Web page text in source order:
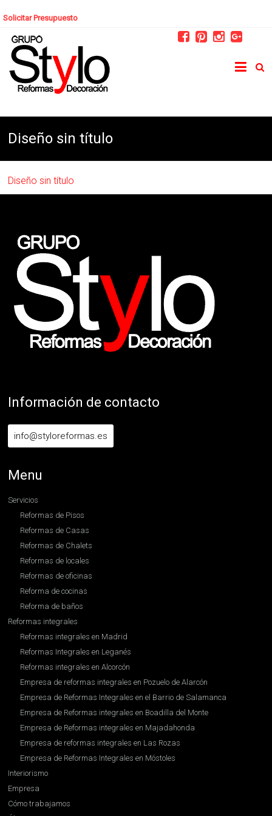
Solicitar Presupuesto
Diseño sin título
Diseño sin título
Información de contacto
info@styloreformas.es
Menu
Servicios
Reformas de Pisos
Reformas de Casas
Reformas de Chalets
Reformas de locales
Reformas de oficinas
Reforma de cocinas
Reforma de baños
Reformas integrales
Reformas integrales en Madrid
Reformas Integrales en Leganés
Reformas integrales en Alcorcón
Empresa de reformas integrales en Pozuelo de Alarcón
Empresa de Reformas Integrales en el Barrio de Salamanca
Empresa de Reformas integrales en Boadilla del Monte
Empresa de Reformas integrales en Majadahonda
Empresa de reformas integrales en Las Rozas
Empresa de Reformas Integrales en Móstoles
Interiorismo
Empresa
Cómo trabajamos